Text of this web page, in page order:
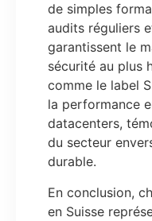
de simples
audits réguliers
garantissent le
sécurité au plus
comme le label
la performance
datacenters,
du secteur
durable.
En conclusion,
en Suisse